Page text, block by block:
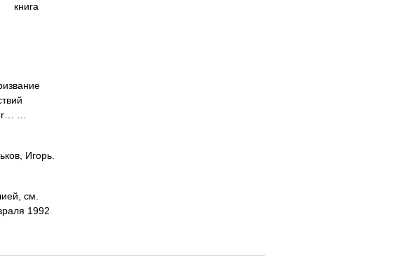
книга
…
Игорь.
см.
1992